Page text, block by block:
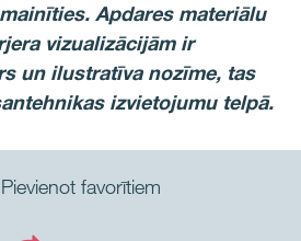
Pievienot favorītiem
Apdares materiālu
vizualizācijām ir
un ilustratīva nozīme, tas
izvietojumu telpā.